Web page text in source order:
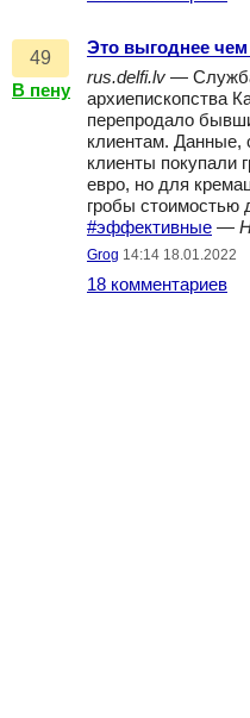
49
В пену
Это выгоднее
rus.delfi.lv —
архиепископства
перепродало
клиентам. Данные,
клиенты покупали
евро, но для
гробы стоимостью
#эффективные —
Grog 14:14 18.01.2022
18 комментариев